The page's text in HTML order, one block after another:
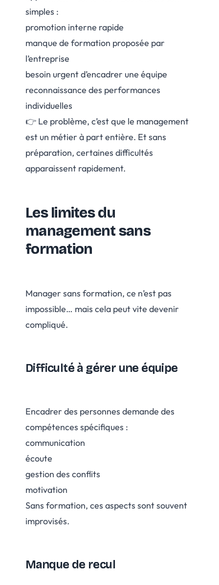
simples :
promotion interne rapide
manque de formation proposée par
l’entreprise
besoin urgent d’encadrer une équipe
reconnaissance des performances
individuelles
👉 Le problème, c’est que le management
est un métier à part entière. Et sans
préparation, certaines difficultés
apparaissent rapidement.
Les limites du
management sans
formation
Manager sans formation, ce n’est pas
impossible… mais cela peut vite devenir
compliqué.
Difficulté à gérer une équipe
Encadrer des personnes demande des
compétences spécifiques :
communication
écoute
gestion des conflits
motivation
Sans formation, ces aspects sont souvent
improvisés.
Manque de recul